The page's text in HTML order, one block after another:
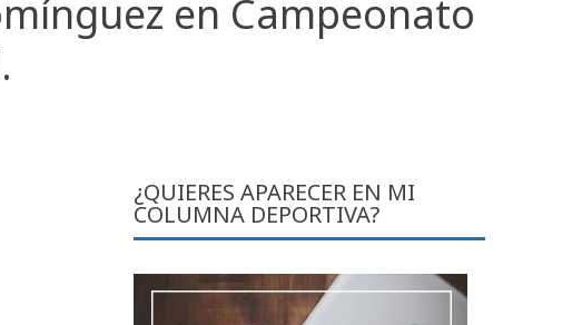
en Campeonato
¿QUIERES APARECER EN MI
COLUMNA DEPORTIVA?